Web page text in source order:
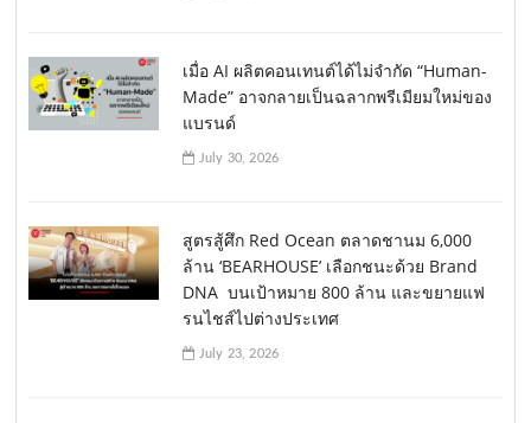
เมื่อ AI ผลิตคอนเทนต์ได้ไม่จำกัด “Human-
Made” อาจกลายเป็นฉลากพรีเมียมใหม่ของ
แบรนด์
July 30, 2026
สูตรสู้ศึก Red Ocean ตลาดชานม 6,000
ล้าน ‘BEARHOUSE’ เลือกชนะด้วย Brand
DNA บนเป้าหมาย 800 ล้าน และขยายแฟ
รนไชส์ไปต่างประเทศ
July 23, 2026